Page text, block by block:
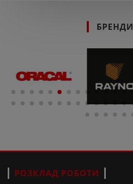
БРЕНДИ
РОЗКЛАД РОБОТИ